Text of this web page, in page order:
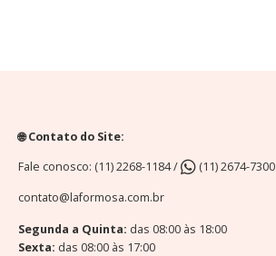
🌐 Contato do Site:
Fale conosco: (11) 2268-1184 /
(11) 2674-7300
contato@laformosa.com.br
Segunda a Quinta: das 08:00 às 18:00
Sexta: das 08:00 às 17:00